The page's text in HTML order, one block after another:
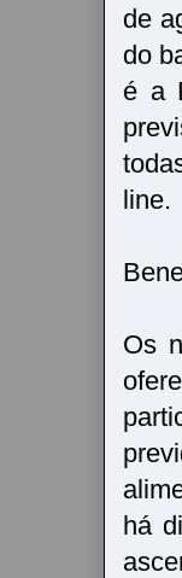
de
do
é a
line.
Os
há